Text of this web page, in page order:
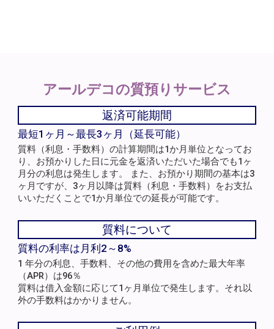
アールデコの質預りサービス
返済可能期間
最短1ヶ月～最長3ヶ月（延長可能）
質料（利息・手数料）の計算期間は1か月単位となってお
り、お預かりした日に元金を返済いただいた場合でも1ヶ
月分の利息は発生します。 また、お預かり期間の基本は3
ヶ月ですが、3ヶ月以降は質料（利息・手数料）をお支払
いいただくことで1か月単位での延長が可能です。
質料について
質料の利率は月利2～8%
1 年分の利息、手数料、その他の費用を含めた最大年率
（APR）は96％
質料は借入金額に応じて1ヶ月単位で発生します。それ以
外の手数料はかかりません。